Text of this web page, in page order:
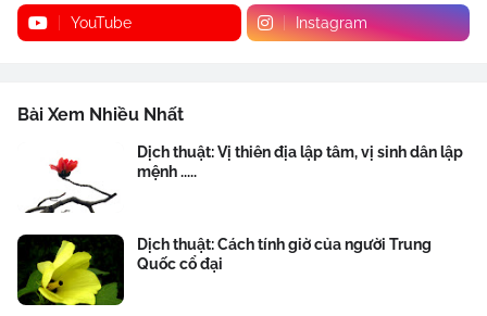
YouTube Instagram
Bài Xem Nhiều Nhất
Dịch thuật: Vị thiên địa lập tâm, vị sinh dân lập
mệnh .....
Dịch thuật: Cách tính giờ của người Trung
Quốc cổ đại